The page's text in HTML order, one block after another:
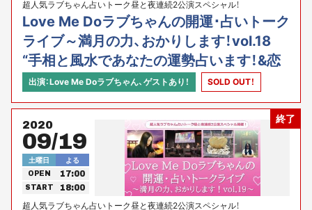
超人気ラブちゃん占いトーク昼と夜連続2公演スペシャル！
Love Me Doラブちゃんの開運･占いトーク
ライブ～満月の力、おかりします！vol.18
“手相と風水であなたの運勢占います！&恋
愛、家庭、結婚のお悩みも占いますスペシャ
ル”
出演：Love Me Doラブちゃん、ゲストあり！ SOLD OUT！
終了
2020
09/19
土曜日 よる
OPEN 17:00
START 18:00
超人気ラブちゃん占いトーク昼と夜連続2公演スペシャル！